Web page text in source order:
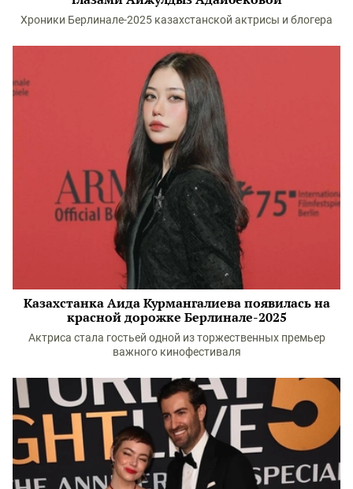
Хроники Берлинале-2025 казахстанской актрисы и блогера
Казахстанка Аида Курмангалиева появилась на
красной дорожке Берлинале-2025
Актриса стала гостьей одной из торжественных премьер
важного кинофестиваля